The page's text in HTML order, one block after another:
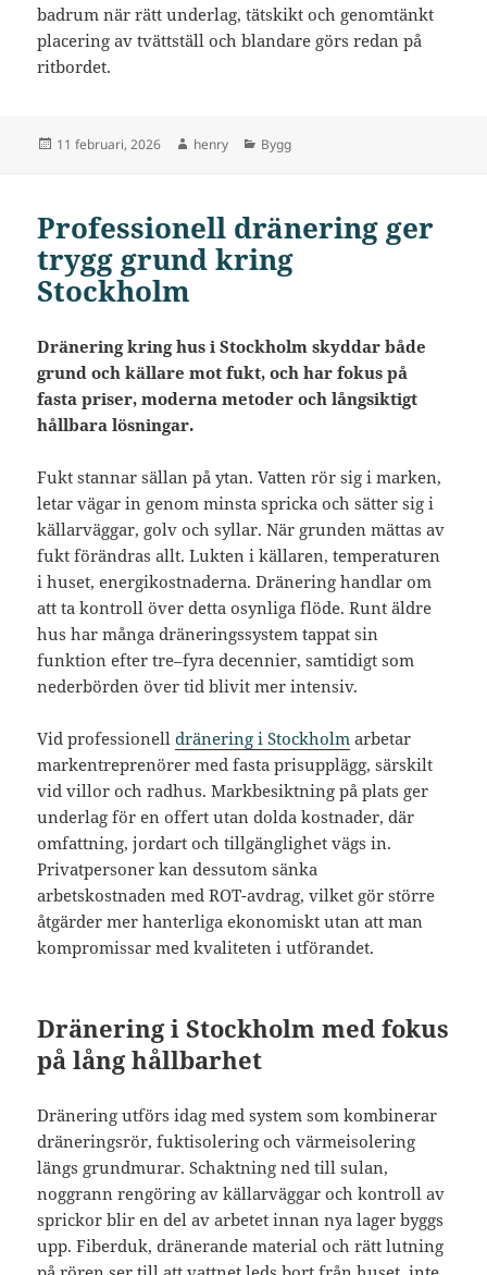
badrum när rätt underlag, tätskikt och genomtänkt
placering av tvättställ och blandare görs redan på
ritbordet.
Postat
11 februari, 2026 Författare
henry Kategorier
Bygg
Professionell dränering ger
trygg grund kring
Stockholm
Dränering kring hus i Stockholm skyddar både
grund och källare mot fukt, och har fokus på
fasta priser, moderna metoder och långsiktigt
hållbara lösningar.
Fukt stannar sällan på ytan. Vatten rör sig i marken,
letar vägar in genom minsta spricka och sätter sig i
källarväggar, golv och syllar. När grunden mättas av
fukt förändras allt. Lukten i källaren, temperaturen
i huset, energikostnaderna. Dränering handlar om
att ta kontroll över detta osynliga flöde. Runt äldre
hus har många dräneringssystem tappat sin
funktion efter tre–fyra decennier, samtidigt som
nederbörden över tid blivit mer intensiv.
Vid professionelldränering i Stockholm arbetar
markentreprenörer med fasta prisupplägg, särskilt
vid villor och radhus. Markbesiktning på plats ger
underlag för en offert utan dolda kostnader, där
omfattning, jordart och tillgänglighet vägs in.
Privatpersoner kan dessutom sänka
arbetskostnaden med ROT-avdrag, vilket gör större
åtgärder mer hanterliga ekonomiskt utan att man
kompromissar med kvaliteten i utförandet.
Dränering i Stockholm med fokus
på lång hållbarhet
Dränering utförs idag med system som kombinerar
dräneringsrör, fuktisolering och värmeisolering
längs grundmurar. Schaktning ned till sulan,
noggrann rengöring av källarväggar och kontroll av
sprickor blir en del av arbetet innan nya lager byggs
upp. Fiberduk, dränerande material och rätt lutning